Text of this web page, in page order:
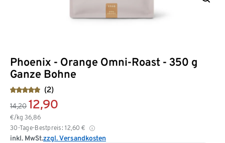
Phoenix - Orange Omni-Roast - 350 g
Ganze Bohne
(2)
14,20 12,90
€/kg 36,86
30-Tage-Bestpreis: 12,60 €
inkl. MwSt.zzgl. Versandkosten